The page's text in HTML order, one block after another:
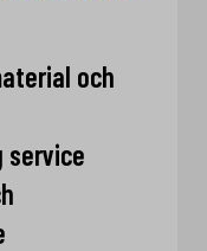
och
service